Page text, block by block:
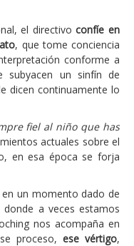
de auditorías
corporativos
el directivoconfíe en
, que tome conciencia
conforme a
subyacen un sinfín de
dicen continuamente lo
fiel al niño que has
actuales sobre el
en esa época se forja
un momento dado de
a veces estamos
nos acompaña en
proceso, ese vértigo,